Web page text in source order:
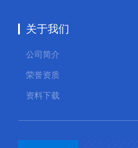
性炭悬浮液控制方式：
关于我们
公司简介
荣誉资质
资料下载